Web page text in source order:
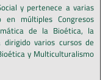
y pertenece a varias
en múltiples Congresos
de la Bioética, la
varios cursos de
y Multiculturalismo